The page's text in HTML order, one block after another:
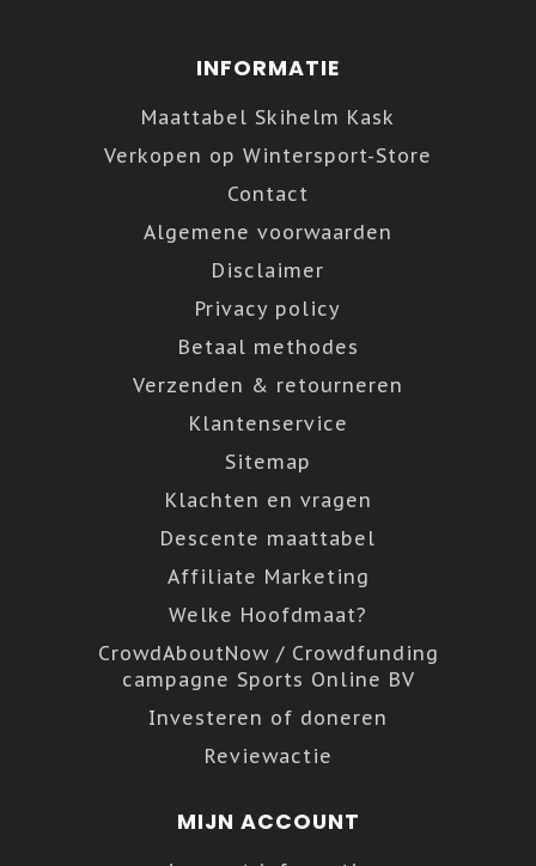
INFORMATIE
Maattabel Skihelm Kask
Verkopen op Wintersport-Store
Contact
Algemene voorwaarden
Disclaimer
Privacy policy
Betaal methodes
Verzenden & retourneren
Klantenservice
Sitemap
Klachten en vragen
Descente maattabel
Affiliate Marketing
Welke Hoofdmaat?
CrowdAboutNow / Crowdfunding
campagne Sports Online BV
Investeren of doneren
Reviewactie
MIJN ACCOUNT